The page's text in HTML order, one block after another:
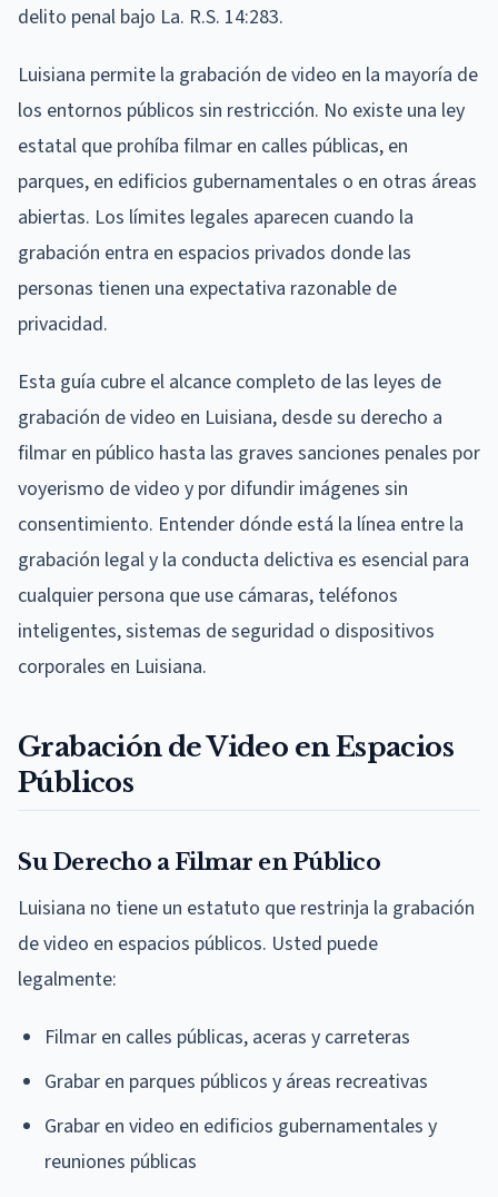
delito penal bajo La. R.S. 14:283.
Luisiana permite la grabación de video en la mayoría de
los entornos públicos sin restricción. No existe una ley
estatal que prohíba filmar en calles públicas, en
parques, en edificios gubernamentales o en otras áreas
abiertas. Los límites legales aparecen cuando la
grabación entra en espacios privados donde las
personas tienen una expectativa razonable de
privacidad.
Esta guía cubre el alcance completo de las leyes de
grabación de video en Luisiana, desde su derecho a
filmar en público hasta las graves sanciones penales por
voyerismo de video y por difundir imágenes sin
consentimiento. Entender dónde está la línea entre la
grabación legal y la conducta delictiva es esencial para
cualquier persona que use cámaras, teléfonos
inteligentes, sistemas de seguridad o dispositivos
corporales en Luisiana.
Grabación de Video en Espacios
Públicos
Su Derecho a Filmar en Público
Luisiana no tiene un estatuto que restrinja la grabación
de video en espacios públicos. Usted puede
legalmente:
Filmar en calles públicas, aceras y carreteras
Grabar en parques públicos y áreas recreativas
Grabar en video en edificios gubernamentales y
reuniones públicas